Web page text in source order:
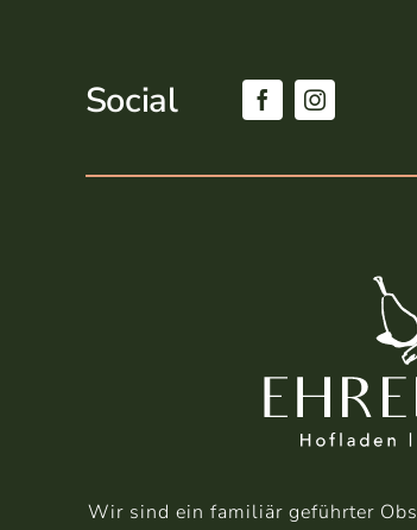
Social
Wir sind ein familiär geführter